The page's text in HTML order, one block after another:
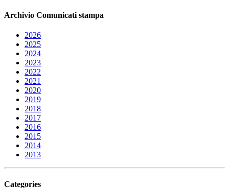
Archivio Comunicati stampa
2026
2025
2024
2023
2022
2021
2020
2019
2018
2017
2016
2015
2014
2013
Categories